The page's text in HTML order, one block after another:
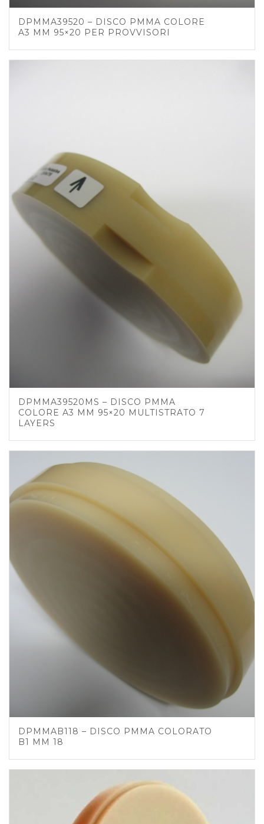
DPMMA39520 – DISCO PMMA COLORE
A3 MM 95×20 PER PROVVISORI
DPMMA39520MS – DISCO PMMA
COLORE A3 MM 95×20 MULTISTRATO 7
LAYERS
DPMMAB118 – DISCO PMMA COLORATO
B1 MM 18